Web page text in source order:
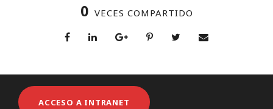
0 VECES COMPARTIDO
ACCESO A INTRANET